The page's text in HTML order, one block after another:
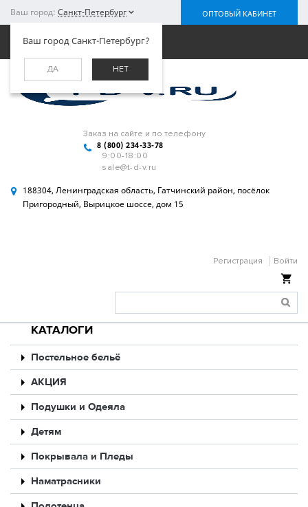
Ваш город: Санкт-Петербург
Ваш город Санкт-Петербург?
ДА НЕТ
ОПТОВЫЙ КАБИНЕТ
Заказ на сайте и по телефону
8 (800) 234-33-78
9:00-18:00
sale@t-d-v.ru
188304, Ленинградская область, Гатчинский район, посёлок
Пригородный, Вырицкое шоссе, дом 15
Регистрация Войти
Меню
КАТАЛОГИ
Постельное бельё
АКЦИЯ
Подушки и Одеяла
Детям
Покрывала и Пледы
Наматрасники